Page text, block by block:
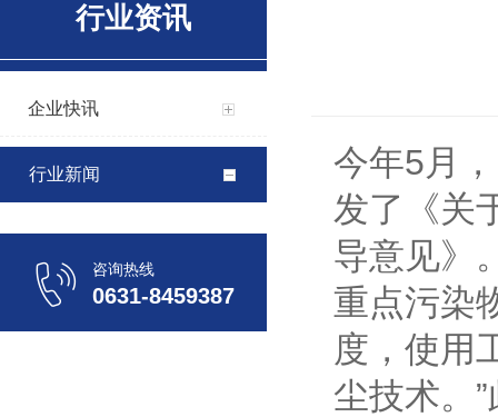
行业资讯
企业快讯
行业新闻
咨询热线
0631-8459387
今年5月
发了《关
导意见》
重点污染
度，使用
尘技术。